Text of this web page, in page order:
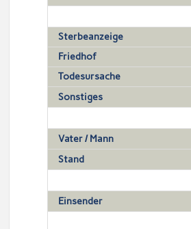
Sterbeanzeige
Friedhof
Todesursache
Sonstiges
Vater / Mann
Stand
Einsender